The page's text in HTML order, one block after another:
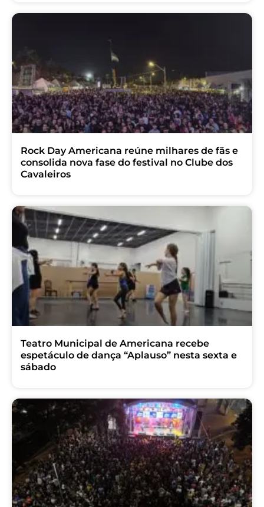
Rock Day Americana reúne milhares de fãs e
consolida nova fase do festival no Clube dos
Cavaleiros
Teatro Municipal de Americana recebe
espetáculo de dança “Aplauso” nesta sexta e
sábado